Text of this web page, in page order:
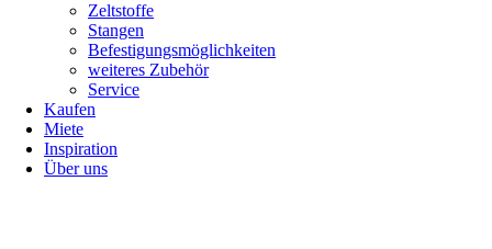
Zeltstoffe
Stangen
Befestigungsmöglichkeiten
weiteres Zubehör
Service
Kaufen
Miete
Inspiration
Über uns